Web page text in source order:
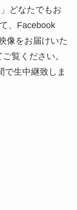
どなたでもお
、Facebook
像をお届けいた
覧ください。
で生中継致しま